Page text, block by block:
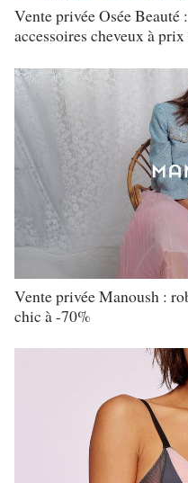
Vente privée Osée
accessoires cheveux à
Vente privée Manoush :
chic à -70%